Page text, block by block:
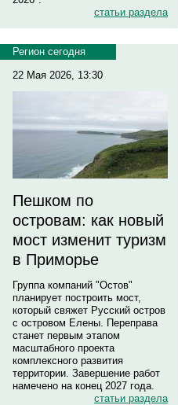
статьи раздела
Регион сегодня
22 Мая 2026, 13:30
Пешком по
островам: как новый
мост изменит туризм
в Приморье
Группа компаний "Остов"
планирует построить мост,
который свяжет Русский остров
с островом Елены. Переправа
станет первым этапом
масштабного проекта
комплексного развития
территории. Завершение работ
намечено на конец 2027 года.
статьи раздела